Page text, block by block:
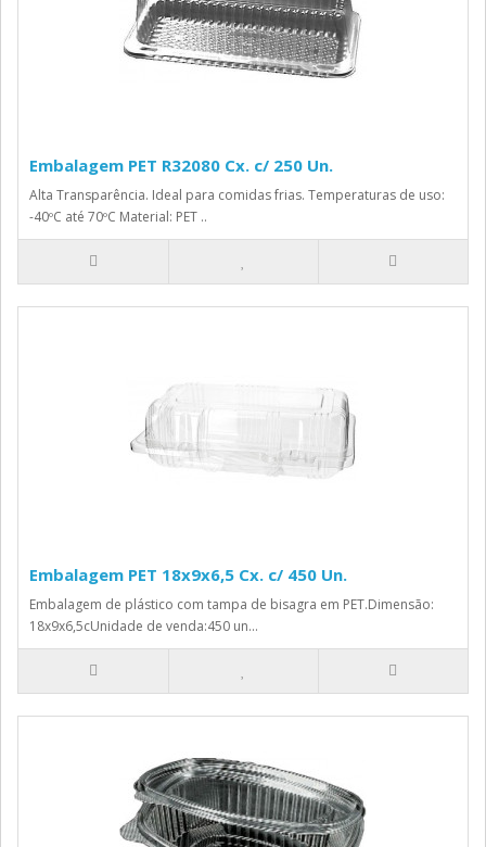
Embalagem PET R32080 Cx. c/ 250 Un.
Alta Transparência. Ideal para comidas frias. Temperaturas de uso:
-40ºC até 70ºC Material: PET ..
Embalagem PET 18x9x6,5 Cx. c/ 450 Un.
Embalagem de plástico com tampa de bisagra em PET.Dimensão:
18x9x6,5cUnidade de venda:450 un...